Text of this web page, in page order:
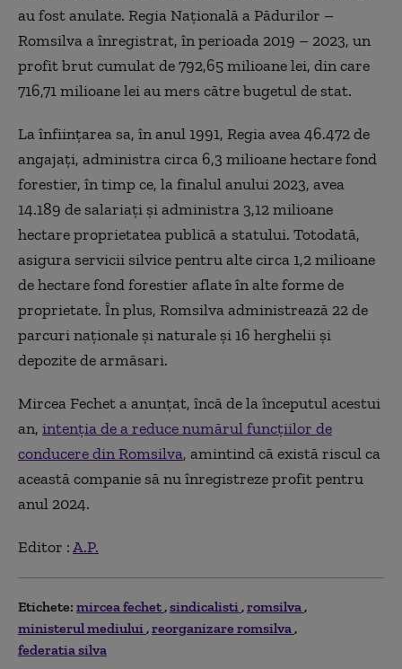
au fost anulate. Regia Naţională a Pădurilor –
Romsilva a înregistrat, în perioada 2019 – 2023, un
profit brut cumulat de 792,65 milioane lei, din care
716,71 milioane lei au mers către bugetul de stat.
La înfiinţarea sa, în anul 1991, Regia avea 46.472 de
angajaţi, administra circa 6,3 milioane hectare fond
forestier, în timp ce, la finalul anului 2023, avea
14.189 de salariaţi şi administra 3,12 milioane
hectare proprietatea publică a statului. Totodată,
asigura servicii silvice pentru alte circa 1,2 milioane
de hectare fond forestier aflate în alte forme de
proprietate. În plus, Romsilva administrează 22 de
parcuri naţionale şi naturale şi 16 herghelii şi
depozite de armăsari.
Mircea Fechet a anunțat, încă de la începutul acestui
an, intenția de a reduce numărul funcțiilor de
conducere din Romsilva, amintind că există riscul ca
această companie să nu înregistreze profit pentru
anul 2024.
Editor :A.P.
Etichete: mircea fechet sindicalisti romsilva
ministerul mediului reorganizare romsilva
federatia silva